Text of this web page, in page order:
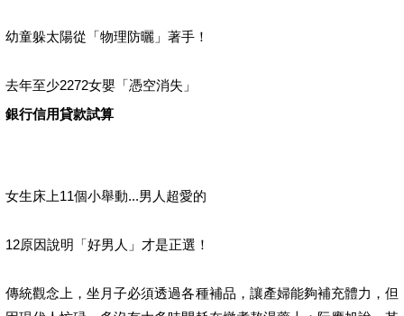
幼童躲太陽從「物理防曬」著手！
去年至少2272女嬰「憑空消失」
銀行信用貸款試算
女生床上11個小舉動...男人超愛的
12原因說明「好男人」才是正選！
傳統觀念上，坐月子必須透過各種補品，讓產婦能夠補充體力，但